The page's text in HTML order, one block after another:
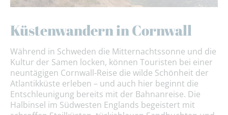
Küstenwandern in Cornwall
Während in Schweden die Mitternachtssonne und die
Kultur der Samen locken, können Touristen bei einer
neuntägigen Cornwall-Reise die wilde Schönheit der
Atlantikküste erleben – und auch hier beginnt die
Entschleunigung bereits mit der Bahnanreise. Die
Halbinsel im Südwesten Englands begeistert mit